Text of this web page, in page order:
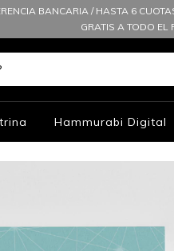
BANCARIA / HASTA 6
GRATIS A TODO EL
Hammurabi Digital